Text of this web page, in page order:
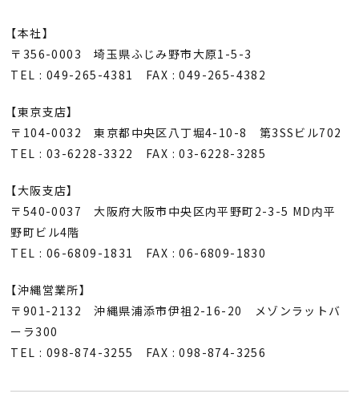
【本社】
〒356-0003 埼玉県ふじみ野市大原1-5-3
TEL : 049-265-4381 FAX : 049-265-4382
【東京支店】
〒104-0032 東京都中央区八丁堀4-10-8 第3SSビル702
TEL : 03-6228-3322 FAX : 03-6228-3285
【大阪支店】
〒540-0037 大阪府大阪市中央区内平野町2-3-5 MD内平
野町ビル4階
TEL : 06-6809-1831 FAX : 06-6809-1830
【沖縄営業所】
〒901-2132 沖縄県浦添市伊祖2-16-20 メゾンラットバ
ーラ300
TEL : 098-874-3255 FAX : 098-874-3256